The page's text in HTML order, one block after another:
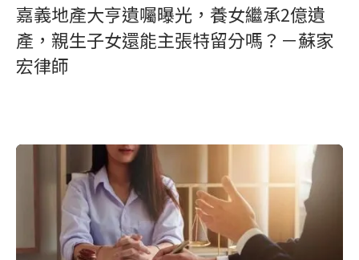
嘉義地產大亨遺囑曝光，養女繼承2億遺
產，親生子女還能主張特留分嗎？－蘇家
宏律師